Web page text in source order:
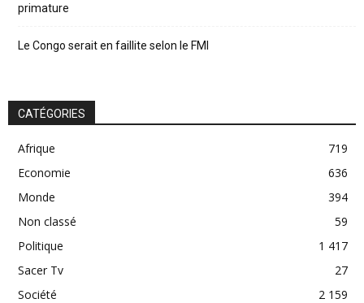
primature
Le Congo serait en faillite selon le FMI
CATÉGORIES
Afrique
719
Economie
636
Monde
394
Non classé
59
Politique
1 417
Sacer Tv
27
Société
2 159